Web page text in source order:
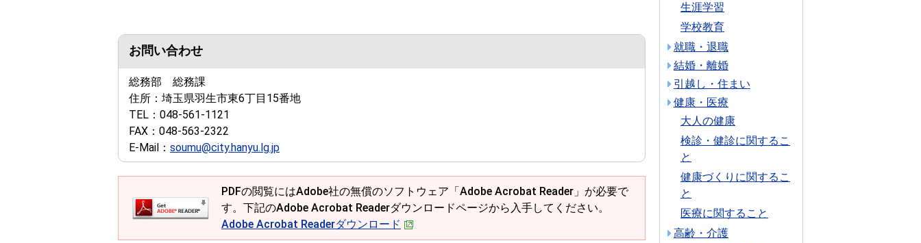
お問い合わせ
総務部 総務課
住所： 埼玉県羽生市東6丁目15番地
TEL： 048-561-1121
FAX： 048-563-2322
E-Mail： soumu@city.hanyu.lg.jp
PDFの閲覧にはAdobe社の無償のソフトウェア「Adobe Acrobat Reader」が必要で
す。下記のAdobe Acrobat Readerダウンロードページから入手してください。
Adobe Acrobat Readerダウンロード
生涯学習
学校教育
就職・退職
結婚・離婚
引越し・住まい
健康・医療
大人の健康
検診・健診に関するこ
と
健康づくりに関するこ
と
医療に関すること
高齢・介護